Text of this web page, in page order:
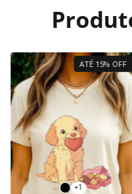
ATÉ 15% OFF
+1